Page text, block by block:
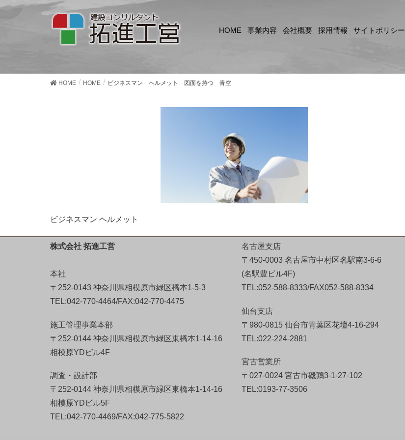
HOME 事業内容 会社概要 採用情報 サイトポリシー
ビジネスマン ヘルメット 図面を持つ 青空
HOME HOME ビジネスマン ヘルメット 図面を持つ 青空
ビジネスマン ヘルメット
株式会社 拓進工営
本社
〒252-0143 神奈川県相模原市緑区橋本1-5-3
TEL:042-770-4464/FAX:042-770-4475
施工管理事業本部
〒252-0144 神奈川県相模原市緑区東橋本1-14-16
相模原YDビル4F
調査・設計部
〒252-0144 神奈川県相模原市緑区東橋本1-14-16
相模原YDビル5F
TEL:042-770-4469/FAX:042-775-5822
名古屋支店
〒450-0003 名古屋市中村区名駅南3-6-6
(名駅豊ビル4F)
TEL:052-588-8333/FAX052-588-8334
仙台支店
〒980-0815 仙台市青葉区花壇4-16-294
TEL:022-224-2881
宮古営業所
〒027-0024 宮古市磯鶏3-1-27-102
TEL:0193-77-3506